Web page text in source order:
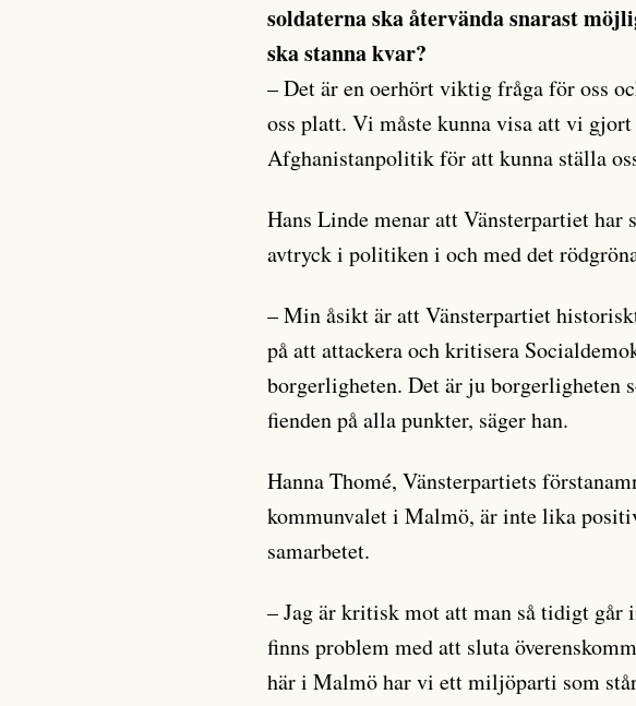
soldaterna ska återvända snarast
ska stanna kvar?
– Det är en oerhört viktig fråga för oss
oss platt. Vi måste kunna visa att vi
Afghanistanpolitik för att kunna ställa
Hans Linde menar att Vänsterpartiet
avtryck i politiken i och med det
– Min åsikt är att Vänsterpartiet
på att attackera och kritisera
borgerligheten. Det är ju borgerligheten
fienden på alla punkter, säger han.
Hanna Thomé, Vänsterpartiets
kommunvalet i Malmö, är inte lika
samarbetet.
– Jag är kritisk mot att man så tidigt går
finns problem med att sluta
här i Malmö har vi ett miljöparti som